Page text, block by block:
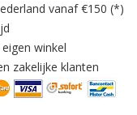
vanaf €150 (*)
winkel
zakelijke klanten